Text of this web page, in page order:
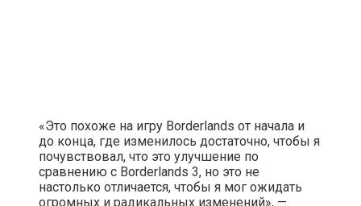
«Это похоже на игру Borderlands от начала и
до конца, где изменилось достаточно, чтобы я
почувствовал, что это улучшение по
сравнению с Borderlands 3, но это не
настолько отличается, чтобы я мог ожидать
огромных и радикальных изменений», —